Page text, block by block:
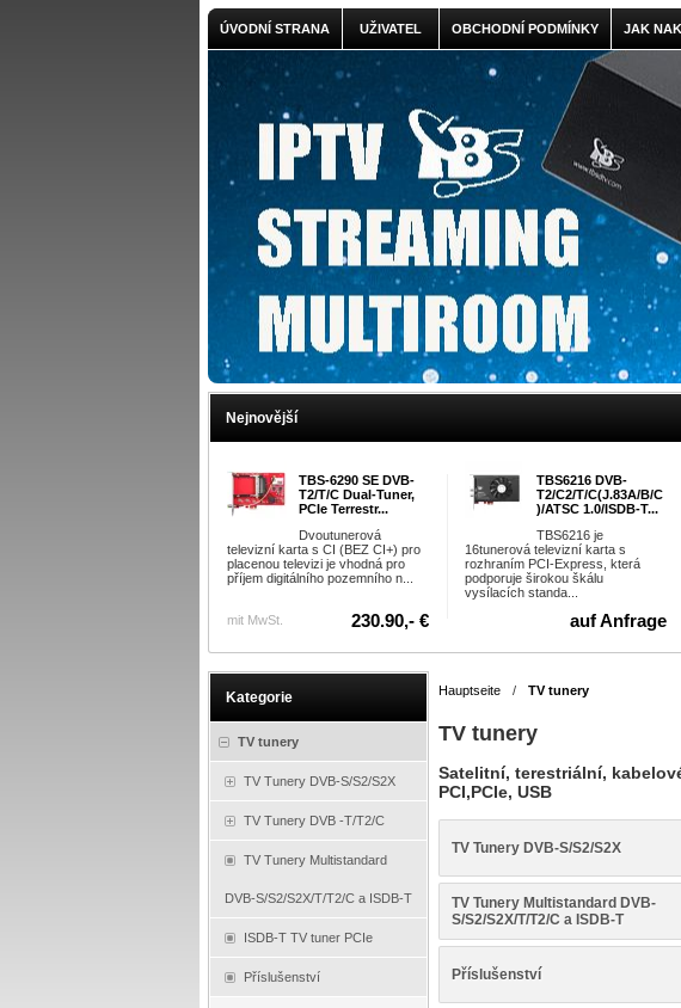
ÚVODNÍ STRANA UŽIVATEL OBCHODNÍ PODMÍNKY JAK
Nejnovější
TBS-6290 SE DVB-
T2/T/C Dual-Tuner,
PCIe Terrestr...
Dvoutunerová
televizní karta s CI (BEZ CI+) pro
placenou televizi je vhodná pro
příjem digitálního pozemního n...
mit MwSt. 230.90,- €
TBS6216 DVB-
T2/C2/T/C(J.83A/B/C
)/ATSC 1.0/ISDB-T...
TBS6216 je
16tunerová televizní karta s
rozhraním PCI-Express, která
podporuje širokou škálu
vysílacích standa...
auf Anfrage
Kategorie
TV tunery
TV Tunery DVB-S/S2/S2X
TV Tunery DVB -T/T2/C
TV Tunery Multistandard
DVB-S/S2/S2X/T/T2/C a ISDB-T
ISDB-T TV tuner PCIe
Příslušenství
Hauptseite / TV tunery
TV tunery
Satelitní, terestriální,
PCI,PCIe, USB
TV Tunery DVB-S/S2/S2X
TV Tunery Multistandard DVB-
S/S2/S2X/T/T2/C a ISDB-T
Příslušenství